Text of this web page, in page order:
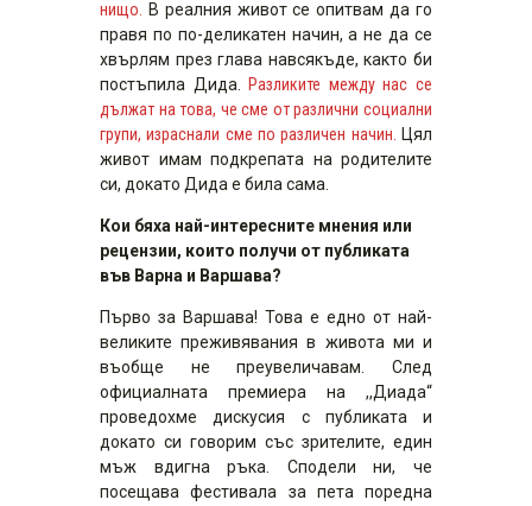
нищо. В реалния живот се опитвам да го
правя по по-деликатен начин, а не да се
хвърлям през глава навсякъде, както би
постъпила Дида. Разликите между нас се
дължат на това, че сме от различни социални
групи, израснали сме по различен начин. Цял
живот имам подкрепата на родителите
си, докато Дида е била сама.
Кои бяха най-интересните мнения или
рецензии, които получи от публиката
във Варна и Варшава?
Първо за Варшава! Това е едно от най-
великите преживявания в живота ми и
въобще не преувеличавам. След
официалната премиера на ,,Диада“
проведохме дискусия с публиката и
докато си говорим със зрителите, един
мъж вдигна ръка. Сподели ни, че
посещава фестивала за пета поредна